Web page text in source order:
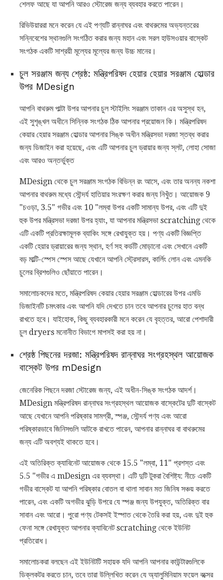
শেলফ আছে যা আপনি আরও স্টোরেজ জন্য ব্যবহার করতে পারেন।
রিভিউয়াররা মনে করেন যে এই পণ্যটি রান্নাঘর এবং বাথরুমের অভ্যন্তরের
সন্নিবেশের স্থানগুলি সংগঠিত করার জন্য মহান এবং সরল হাউসওয়ার বাস্কেট
সংগঠক একটি সাশ্রয়ী মূল্যের মূল্যের জন্য উচ্চ মানের।
চুল সরঞ্জাম জন্য শ্রেষ্ঠ: মন্ত্রিপরিষদ হেয়ার হেয়ার সরঞ্জাম হোল্ডার
উপর MDesign
আপনি বাথরুম পাল্টা উপর আপনার চুল স্টাইলিং সরঞ্জাম তাকান এর অসুস্থ হন,
এই সুশৃঙ্খল অধীনে সিন্নিক সংগঠক ঠিক আপনার প্রয়োজন কি। মন্ত্রিপরিষদ
কেয়ার হেয়ার সরঞ্জাম হোল্ডার আপনার সিঙ্ক অধীন মন্ত্রিসভা দরজা স্তব্ধ করার
জন্য ডিজাইন করা হয়েছে, এবং এটি আপনার চুল ড্রায়ার জন্য স্লট, লোহা সোজা
এবং আরও অন্তর্ভুক্ত
MDesign থেকে চুল সরঞ্জাম সংগঠক বিভিন্ন রং আসে, এবং তার অনন্য নকশা
আপনার বাথরুম মধ্যে সৌন্দর্য হাতিয়ার সংরক্ষণ করার জন্য নিখুঁত। আয়োজক 9
"চওড়া, 3.5" গভীর এবং 10 "লম্বা উপর একটি সামান্য উপর, এবং এটি দুই
হুক উপর মন্ত্রিসভা দরজা উপর হ্যাং, যা আপনার মন্ত্রিসভা scratching থেকে
এটি একটি প্রতিরক্ষামূলক ব্যাকিং সঙ্গে রেখাযুক্ত হয়। পণ্য একটি বিজ্ঞপ্তি
একটি হেয়ার ড্রায়ারের জন্য স্থান, হর্ণ সহ কর্ডটি মোড়ানো এবং সেখানে একটি
বড় মাল্টি-স্পেস স্পেস আছে যেখানে আপনি স্ট্রেসারস, কার্লিং লোন এবং এমনকি
চুলের ব্রিশগুলিও ছোঁয়াতে পারেন।
সমালোচকদের মতে, মন্ত্রিপরিষদ কেয়ার হেয়ার সরঞ্জাম হোল্ডারের উপর এমডি
ডিজাইনটি চমৎকার এবং আপনি যদি দেখতে চান তবে আপনার চুলের হাত বন্ধ
রাখতে হবে। যাইহোক, কিছু ব্যবহারকারী মনে করেন যে বৃহত্তর, আরো পেশাদারী
চুল dryers মনোনীত বিভাগে মাপসই করা হয় না।
শ্রেষ্ঠ পিছনের দরজা: মন্ত্রিপরিষদ রান্নাঘর সংগ্রহস্থল আয়োজক
বাস্কেট উপর mDesign
জেনেরিক পিছনে দরজা স্টোরেজ জন্য, এই অধীন-সিঙ্ক সংগঠক আদর্শ।
MDesign মন্ত্রিপরিষদ রান্নাঘর সংগ্রহস্থল আয়োজক বাস্কেটের দুটি বাস্কেট
আছে যেখানে আপনি পরিষ্কার সামগ্রী, স্পঞ্জ, সৌন্দর্য পণ্য এবং আরো
পরিষ্কারভাবে জিনিসগুলি আটকে রাখতে পারেন, আপনার রান্নাঘর বা বাথরুমের
জন্য এটি অবশ্যই থাকতে হবে।
এই অতিরিক্ত ক্যাবিনেট আয়োজক থেকে 15.5 "লম্বা, 11" প্রশস্ত এবং
5.5 "গভীর এ mDesign এর ব্যবস্থা। এটি দুটি টুকরা বৈশিষ্ট্য: নীচে একটি
গভীর বাস্কেট যা আপনি পরিষ্কার বোতল বা থালা সাবান মত জিনিষ সঞ্চয় করতে
পারেন, এবং একটি অগভীর ঝুড়ি উপরে যে স্পঞ্জ জন্য উপযুক্ত, অতিরিক্ত বার
সাবান এবং আরো। পুরো পণ্য টেকসই ইস্পাত থেকে তৈরি করা হয়, এবং দুই হুক
ফেনা সঙ্গে রেখাযুক্ত আপনার ক্যাবিনেট scratching থেকে ইউনিট
প্রতিরোধ।
সমালোচকরা বলছেন এই ইউনিটটি সহায়ক যদি আপনি আপনার কাউন্টারগুলিকে
ডিক্লকটর করতে চান, তবে তারা উল্লিখিত করেন যে অ্যালুমিনিয়াম ফয়েল বক্সের